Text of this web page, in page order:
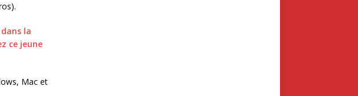
dans la
ce jeune
Mac et